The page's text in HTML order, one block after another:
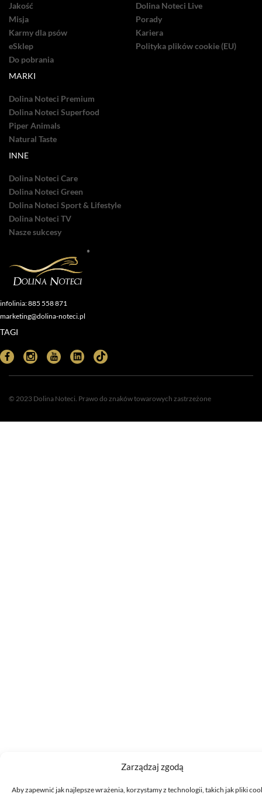
Zarządzaj zgodą
Aby zapewnić jak najlepsze wrażenia, korzystamy z technologii, takich jak pliki
Jakość
Misja
Karmy dla psów
eSklep
Do pobrania
Dolina Noteci Live
Porady
Kariera
Polityka plików cookie (EU)
MARKI
Dolina Noteci Premium
Dolina Noteci Superfood
Piper Animals
Natural Taste
INNE
Dolina Noteci Care
Dolina Noteci Green
Dolina Noteci Sport & Lifestyle
Dolina Noteci TV
Nasze sukcesy
infolinia: 885 558 871
marketing@dolina-noteci.pl
TAGI
© 2023 Dolina Noteci. Prawo do znaków towarowych zastrzeżone